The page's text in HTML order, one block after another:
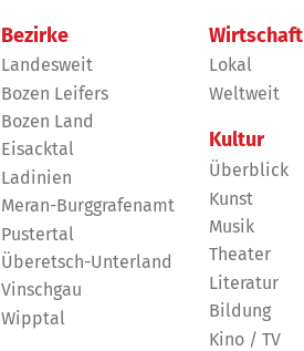
Bezirke
Landesweit
Bozen Leifers
Bozen Land
Eisacktal
Ladinien
Meran-Burggrafenamt
Pustertal
Überetsch-Unterland
Vinschgau
Wipptal
Wirtschaft
Lokal
Weltweit
Kultur
Überblick
Kunst
Musik
Theater
Literatur
Bildung
Kino / TV